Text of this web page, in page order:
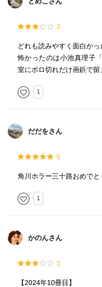
有栖川有栖「赤い月、廃駅
2008年発表の作品。17
で一夜を明かすことにな
が到着して......という話。
り込みながら、雰囲気た
https://
3
どれも読みやすく面白かっ
怖かったのは小池真理子
室にボロ切れだけ画鋲で留
1
だだをさん
5
角川ホラー三十路おめでと
1
かのんさん
3
【2024年10冊目】